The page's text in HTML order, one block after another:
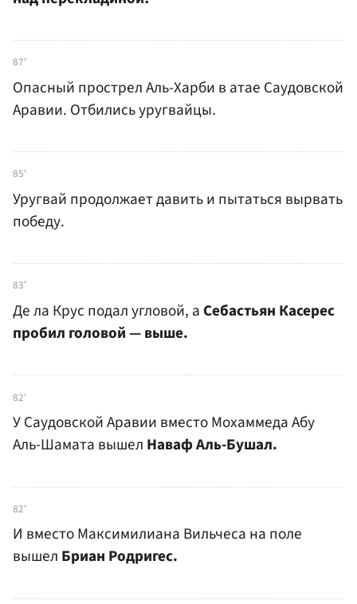
87'
Опасный прострел Аль-Харби в атае Саудовской
Аравии. Отбились уругвайцы.
85'
Уругвай продолжает давить и пытаться вырвать
победу.
83'
Де ла Крус подал угловой, а Себастьян Касерес
пробил головой — выше.
82'
У Саудовской Аравии вместо Мохаммеда Абу
Аль-Шамата вышел Наваф Аль-Бушал.
82'
И вместо Максимилиана Вильчеса на поле
вышел Бриан Родригес.